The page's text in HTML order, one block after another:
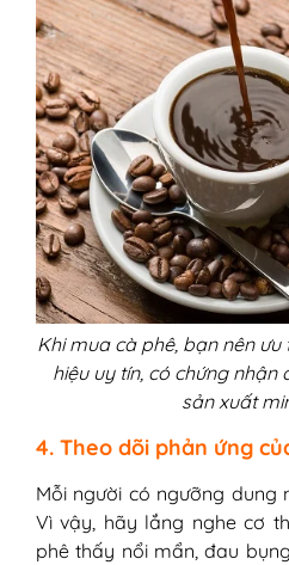
Khi mua cà phê, bạn nên
hiệu uy tín, có chứng
sản xuất
4. Theo dõi phản ứng
Mỗi người có ngưỡng dung
Vì vậy, hãy lắng nghe cơ
phê thấy nổi mẩn, đau